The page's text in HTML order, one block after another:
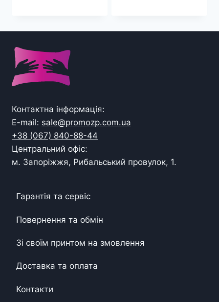
Контактна інформація:
E-mail: sale@promozp.com.ua
+38 (067) 840-88-44
Центральний офіс:
м. Запоріжжя, Рибальський провулок, 1.
Гарантія та сервіс
Повернення та обмін
Зі своїм принтом на змовлення
Доставка та оплата
Контакти